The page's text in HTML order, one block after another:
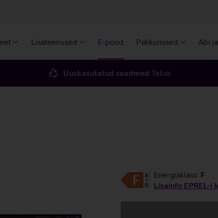
Lisateenused E-pood Pakkumised Abi
Uuskasutatud seadmed Telias
Energiaklass: F
Lisainfo EPREL-i